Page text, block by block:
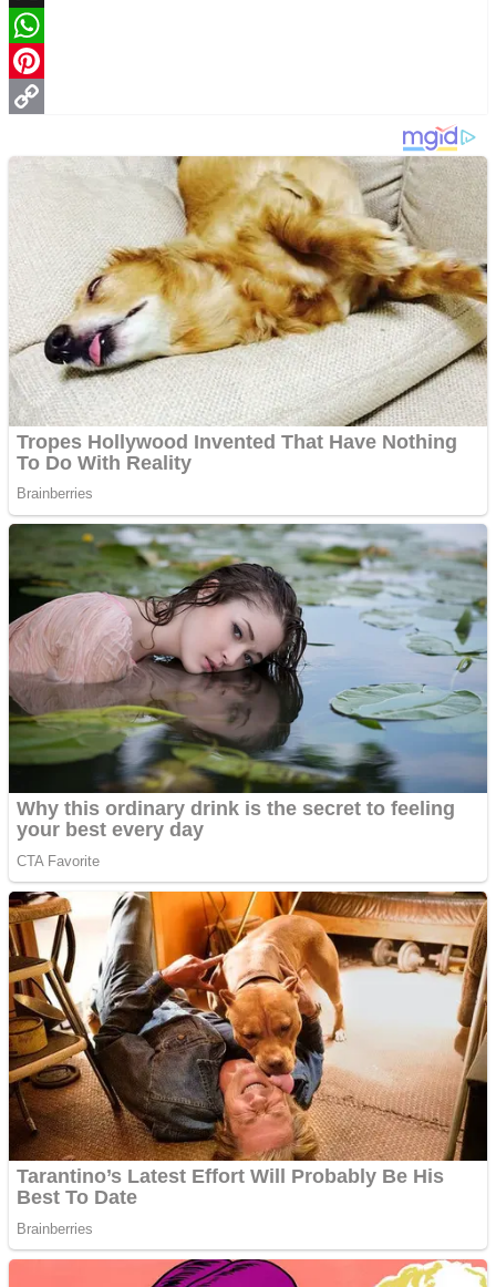
X
WhatsApp
Pinterest
Link